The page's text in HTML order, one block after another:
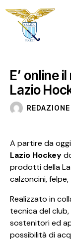
E’ online
Lazio
REDAZIONE
A partire da
Lazio Hockey
prodotti della
calzoncini,
Realizzato in
tecnica del
sostenitori ed
possibilità di